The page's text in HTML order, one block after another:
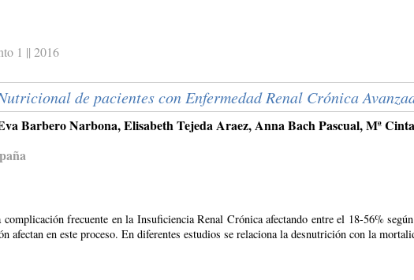
1 || 2016
de pacientes con Enfermedad Renal Crónica
Barbero Narbona, Elisabeth Tejeda Araez, Anna Bach Pascual, Mª
frecuente en la Insuficiencia Renal Crónica afectando entre el 18-56%
afectan en este proceso. En diferentes estudios se relaciona la desnutrición con la